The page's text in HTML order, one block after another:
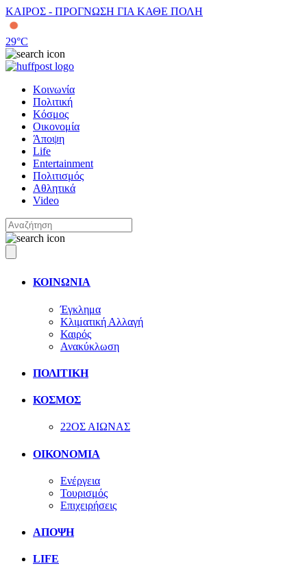
ΚΑΙΡΟΣ - ΠΡΟΓΝΩΣΗ ΓΙΑ ΚΑΘΕ ΠΟΛΗ
29°C
Κοινωνία
Πολιτική
Κόσμος
Οικονομία
Άποψη
Life
Entertainment
Πολιτισμός
Αθλητικά
Video
ΚΟΙΝΩΝΙΑ
Έγκλημα
Κλιματική Αλλαγή
Καιρός
Ανακύκλωση
ΠΟΛΙΤΙΚΗ
ΚΟΣΜΟΣ
22ΟΣ ΑΙΩΝΑΣ
ΟΙΚΟΝΟΜΙΑ
Ενέργεια
Τουρισμός
Επιχειρήσεις
ΑΠΟΨΗ
LIFE